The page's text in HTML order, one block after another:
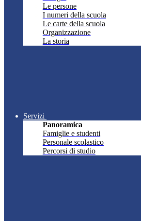
Le persone
I numeri della scuola
Le carte della scuola
Organizzazione
La storia
Servizi
Panoramica
Famiglie e studenti
Personale scolastico
Percorsi di studio